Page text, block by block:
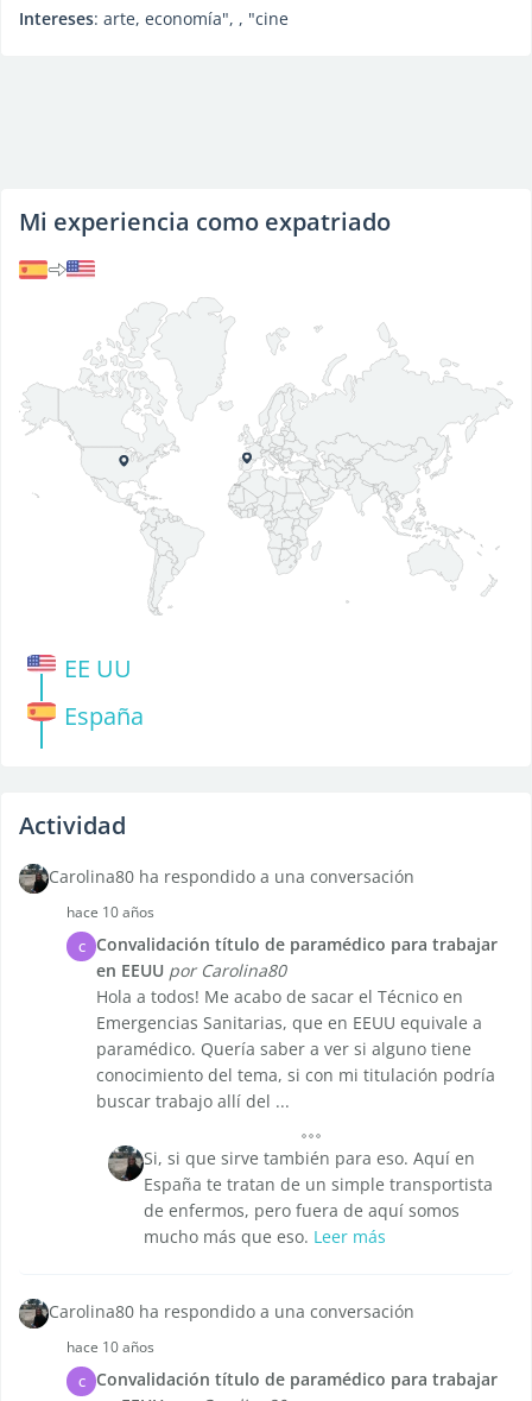
Intereses: arte, economía", , "cine
Mi experiencia como expatriado
EE UU
España
Actividad
Carolina80 ha respondido a una conversación
hace 10 años
C
Convalidación título de paramédico para trabajar
en EEUU por Carolina80
Hola a todos! Me acabo de sacar el Técnico en
Emergencias Sanitarias, que en EEUU equivale a
paramédico. Quería saber a ver si alguno tiene
conocimiento del tema, si con mi titulación podría
buscar trabajo allí del ...
Si, si que sirve también para eso. Aquí en
España te tratan de un simple transportista
de enfermos, pero fuera de aquí somos
mucho más que eso. Leer más
Carolina80 ha respondido a una conversación
hace 10 años
C
Convalidación título de paramédico para trabajar